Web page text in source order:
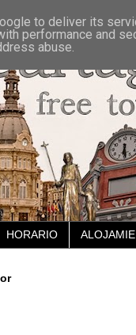
HORARIO
to deliver its
performance and
abuse.